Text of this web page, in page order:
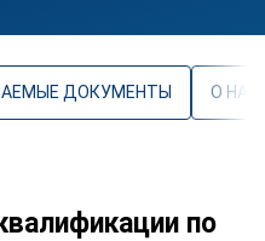
ДОКУМЕНТЫ О
по